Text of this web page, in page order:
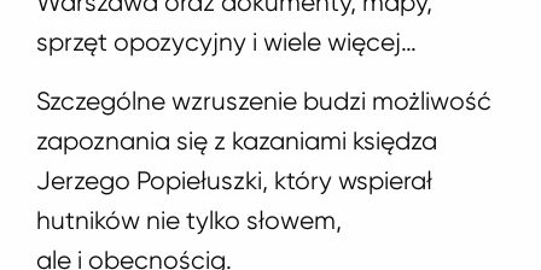
sprzęt opozycyjny i wiele więcej…
Szczególne wzruszenie budzi możliwość
zapoznania się z kazaniami księdza
Jerzego Popiełuszki, który wspierał
hutników nie tylko słowem,
ale i obecnością.